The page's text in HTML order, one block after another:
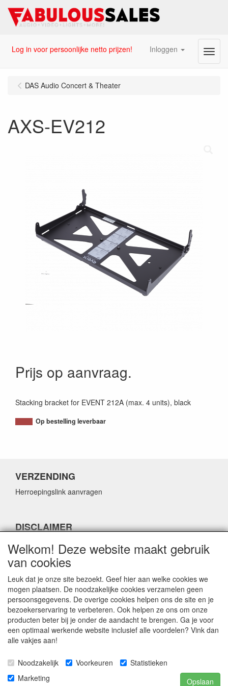
Log in voor persoonlijke netto prijzen! Inloggen Menu
DAS Audio Concert & Theater
AXS-EV212
Prijs op aanvraag.
Stacking bracket for EVENT 212A (max. 4 units), black
Op bestelling leverbaar
VERZENDING
Herroepingslink aanvragen
DISCLAIMER
Herroepingslink aanvragen
CONTACTGEGEVENS
Fabulous Sales
Grotestraat 69C
5141 JN Waalwijk
E-mail:info@fabuloussales.nl
Telefoon:0416 - 33 14 13
Welkom! Deze website maakt gebruik
van cookies
Leuk dat je onze site bezoekt. Geef hier aan welke cookies we
mogen plaatsen. De noodzakelijke cookies verzamelen geen
persoonsgegevens. De overige cookies helpen ons de site en je
bezoekerservaring te verbeteren. Ook helpen ze ons om onze
producten beter bij je onder de aandacht te brengen. Ga je voor
een optimaal werkende website inclusief alle voordelen? Vink dan
alle vakjes aan!
Noodzakelijk Voorkeuren
Statistieken
Marketing
Opslaan